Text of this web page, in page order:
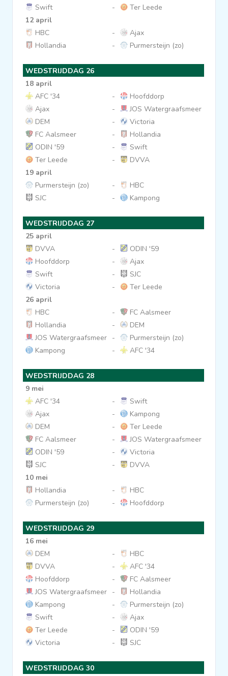
Swift
-
Ter Leede
12 april
HBC
-
Ajax
Hollandia
- Purmersteijn (zo)
WEDSTRIJDDAG 26
18 april
AFC '34
-
Hoofddorp
Ajax
-
JOS Watergraafsmeer
DEM
-
Victoria
FC Aalsmeer
-
Hollandia
ODIN '59
-
Swift
Ter Leede
-
DVVA
19 april
Purmersteijn (zo)
-
HBC
SJC
- Kampong
WEDSTRIJDDAG 27
25 april
DVVA
-
ODIN '59
Hoofddorp
-
Ajax
Swift
-
SJC
Victoria
-
Ter Leede
26 april
HBC
-
FC Aalsmeer
Hollandia
-
DEM
JOS Watergraafsmeer -
Purmersteijn (zo)
Kampong
- AFC '34
WEDSTRIJDDAG 28
9 mei
AFC '34
-
Swift
Ajax
-
Kampong
DEM
-
Ter Leede
FC Aalsmeer
-
JOS Watergraafsmeer
ODIN '59
-
Victoria
SJC
-
DVVA
10 mei
Hollandia
-
HBC
Purmersteijn (zo)
- Hoofddorp
WEDSTRIJDDAG 29
16 mei
DEM
-
HBC
DVVA
-
AFC '34
Hoofddorp
-
FC Aalsmeer
JOS Watergraafsmeer -
Hollandia
Kampong
-
Purmersteijn (zo)
Swift
-
Ajax
Ter Leede
-
ODIN '59
Victoria
- SJC
WEDSTRIJDDAG 30